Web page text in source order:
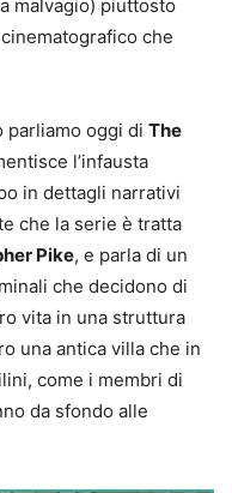
malvagio) piuttosto
che
parliamo oggi di The
l’infausta
in dettagli narrativi
che la serie è tratta
Pike, e parla di un
che decidono di
vita in una struttura
una antica villa che in
come i membri di
da sfondo alle